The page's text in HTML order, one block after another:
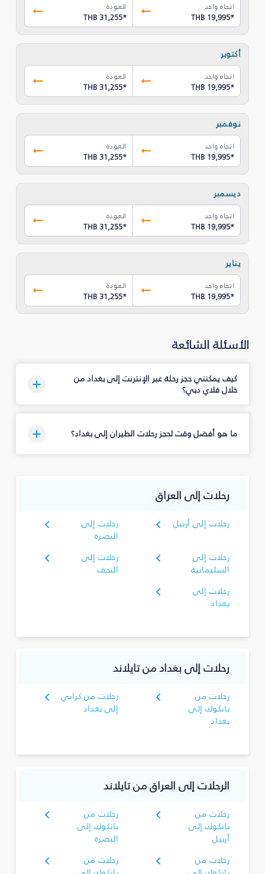
اتجاه واحد
THB 19,995*
العودة
THB 31,255*
أكتوبر
اتجاه واحد
THB 19,995*
العودة
THB 31,255*
نوفمبر
اتجاه واحد
THB 19,995*
العودة
THB 31,255*
ديسمبر
اتجاه واحد
THB 19,995*
العودة
THB 31,255*
يناير
اتجاه واحد
THB 19,995*
العودة
THB 31,255*
الأسئلة الشائعة
كيف يمكنني حجز رحلة عبر الإنترنت إلى بغداد من
خلال فلاي دبي؟
ما هو أفضل وقت لحجز رحلات الطيران إلى بغداد؟
رحلات إلى العراق
رحلات إلى أربيل
رحلات إلى
البصرة‎
رحلات إلى
السليمانية‎
رحلات إلى
النجف
رحلات إلى
بغداد
رحلات إلى بغداد من تايلاند
رحلات من
بانكوك إلى
بغداد
رحلات من كرابي
إلى بغداد
الرحلات إلى العراق من تايلاند
رحلات من
بانكوك إلى
أربيل
رحلات من
بانكوك إلى
البصرة‎
رحلات من
رحلات من